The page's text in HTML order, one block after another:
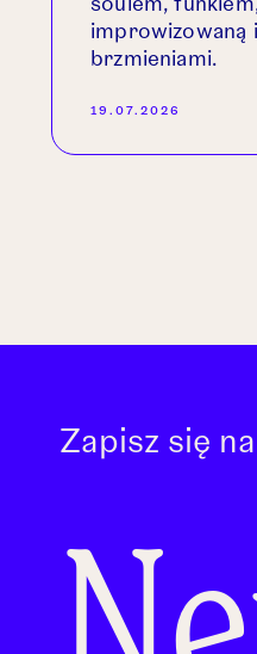
soulem,
improwizowaną
brzmieniami.
19.07.2026
Zapisz się